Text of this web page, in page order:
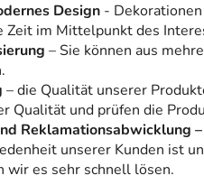
Design -
Zeit im Mittelpunkt des
– Sie können aus
– die Qualität unserer
Qualität und prüfen die
Reklamationsabwicklung –
unserer Kunden ist
wir es sehr schnell lösen.